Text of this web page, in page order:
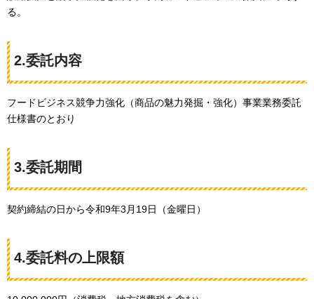
る。
2.委託内容
フードビジネス競争力強化（商品の魅力発掘・強化）事業業務委託
仕様書のとおり
3.委託期間
契約締結の日から令和9年3月19日（金曜日）
4.委託料の上限額